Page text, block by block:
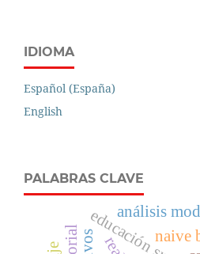
IDIOMA
Español (España)
English
PALABRAS CLAVE
naive
análisis